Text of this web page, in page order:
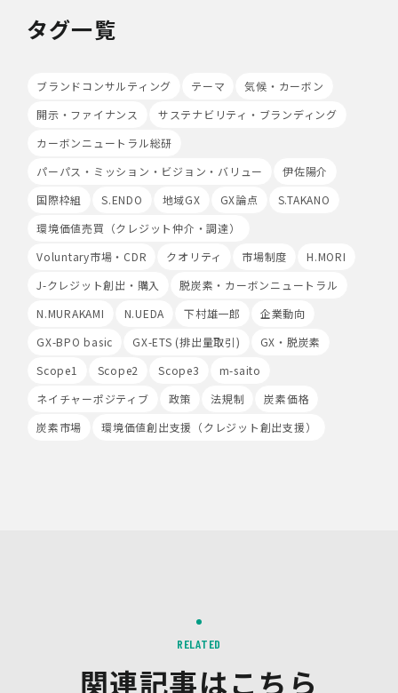
の収集を行うことがあります。また、広告の効果測定のた
め、第三者の運営するツールから当社サイトを訪れる前に
場合があります。
Cookieの使用は任意ですが、受け入れを拒否した場合
は、当社サービス等のご利用ができない場合があります。
このほか当社では、広告・マーケティング活動のため、第
ます。
当社は、サービス向上のためにGoogle LLC（以下
Analyticsを利用することがあります。Google
Analyticsを利用しますと、Google社又は当社の設定す
イト訪問履歴を収集、記録、分析します。当社は、
Google社からその分析結果を受け取り、利用者様の利用
録、分析された利用者様の情報には、特定の個人を識別す
Google社により同社のプライバシーポリシーに基づいて
管理されます。
ないデータに不可逆変換した上で第三者配信事業者におい
て照合を行い、その結果に基づいて広告を配信することが
以外の目的で利用することはありません。
タグ一覧
ブランドコンサルティング テーマ
気候・カーボン
開示・ファイナンス
サステナビリティ・ブランディング
カーボンニュートラル総研
パーパス・ミッション・ビジョン・バリュー
伊佐陽介
国際枠組
S.ENDO 地域GX GX論点
S.TAKANO
環境価値売買（クレジット仲介・調達）
Voluntary市場・CDR
クオリティ 市場制度
H.MORI
J-クレジット創出・購入
脱炭素・カーボンニュートラル
N.MURAKAMI
N.UEDA 下村雄一郎
企業動向
GX-BPO basic
GX-ETS (排出量取引)
GX・脱炭素
Scope1
Scope2 Scope3
m-saito
ネイチャーポジティブ
政策 法規制
炭素価格
炭素市場
環境価値創出支援（クレジット創出支援）
RELATED
関連記事はこちら